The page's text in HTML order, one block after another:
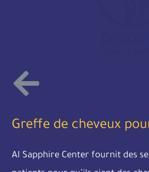
Greffe de cheveux
Al Sapphire Center fournit des